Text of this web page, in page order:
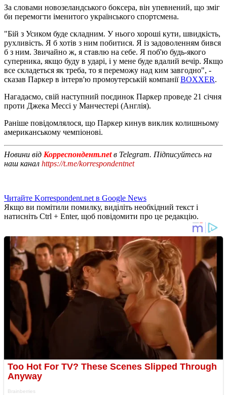
За словами новозеландського боксера, він упевнений, що зміг
би перемогти іменитого українського спортсмена.
"Бій з Усиком буде складним. У нього хороші кути, швидкість,
рухливість. Я б хотів з ним побитися. Я із задоволенням бився
б з ним. Звичайно ж, я ставлю на себе. Я поб'ю будь-якого
суперника, якщо буду в ударі, і у мене буде вдалий вечір. Якщо
все складеться як треба, то я переможу над ким завгодно", -
сказав Паркер в інтерв'ю промоутерській компаніїBOXXER.
Нагадаємо, свій наступний поєдинок Паркер проведе 21 січня
проти Джека Мессі у Манчестері (Англія).
Раніше повідомлялося, що Паркер кинув виклик колишньому
американському чемпіонові.
Новини від Корреспондент.netв Telegram. Підписуйтесь на
наш канал https://t.me/korrespondentnet
Читайте Korrespondent.net в Google News
Якщо ви помітили помилку, виділіть необхідний текст і
натисніть Ctrl + Enter, щоб повідомити про це редакцію.